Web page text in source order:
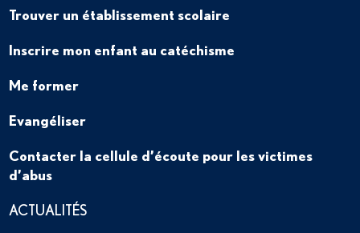
Trouver un établissement scolaire
Inscrire mon enfant au catéchisme
Me former
Evangéliser
Contacter la cellule d’écoute pour les victimes
d’abus
ACTUALITÉS